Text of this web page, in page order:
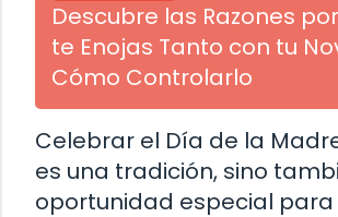
Descubre las Razones
te Enojas Tanto con tu
Cómo Controlarlo
Celebrar el Día de la
es una tradición, sino
oportunidad especial para